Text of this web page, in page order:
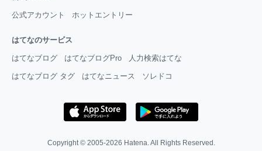
公式アカウント ホットエントリー
はてなのサービス
はてなブログ はてなブログPro 人力検索はてな
はてなブログ タグ はてなニュース ソレドコ
Copyright © 2005-2026 Hatena. All Rights Reserved.